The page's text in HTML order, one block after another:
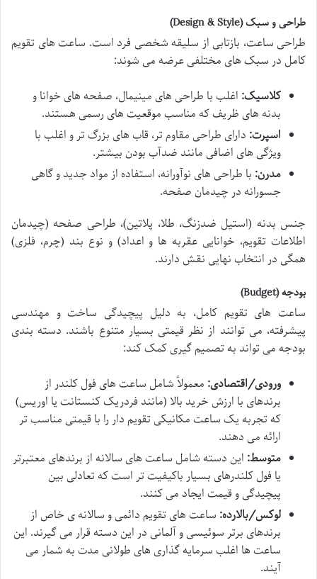
طراحی و سبک (Design & Style)
طراحی ساعت، بازتابی از سلیقه شخصی فرد است. ساعت های تقویم
کامل در سبک های مختلفی عرضه می شوند:
کلاسیک: اغلب با طراحی های مینیمال، صفحه های خوانا و
بدنه های ظریف که مناسب موقعیت های رسمی هستند.
اسپرت: دارای طراحی مقاوم تر، قاب های بزرگ تر و اغلب با
ویژگی های اضافی مانند ضدآب بودن بیشتر.
مدرن: با طراحی های نوآورانه، استفاده از مواد جدید و گاهی
جسورانه در چیدمان صفحه.
جنس بدنه (استیل ضدزنگ، طلا، پلاتین)، طراحی صفحه (چیدمان
اطلاعات تقویم، خوانایی عقربه ها و اعداد) و نوع بند (چرم، فلزی)
همگی در انتخاب نهایی نقش دارند.
بودجه (Budget)
ساعت های تقویم کامل، به دلیل پیچیدگی ساخت و مهندسی
پیشرفته، می توانند از نظر قیمتی بسیار متنوع باشند. دسته بندی
بودجه می تواند به تصمیم گیری کمک کند:
ورودی/اقتصادی: معمولاً شامل ساعت های فول کلندر از
برندهای با ارزش خرید بالا (مانند فردریک کنستانت یا اوریس)
که تجربه یک ساعت مکانیکی تقویم دار را با قیمتی مناسب تر
ارائه می دهند.
متوسط: این دسته شامل ساعت های سالانه از برندهای معتبرتر
یا فول کلندرهای بسیار باکیفیت تر است که تعادلی بین
پیچیدگی و قیمت ایجاد می کنند.
لوکس/بالارده: ساعت های تقویم دائمی و سالانه ی خاص از
برندهای برتر سوئیسی و آلمانی در این دسته قرار می گیرند. این
ساعت ها اغلب سرمایه گذاری های طولانی مدت به شمار می
آیند.